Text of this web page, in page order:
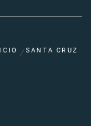
SANTA CRUZ